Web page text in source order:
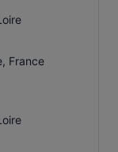
France